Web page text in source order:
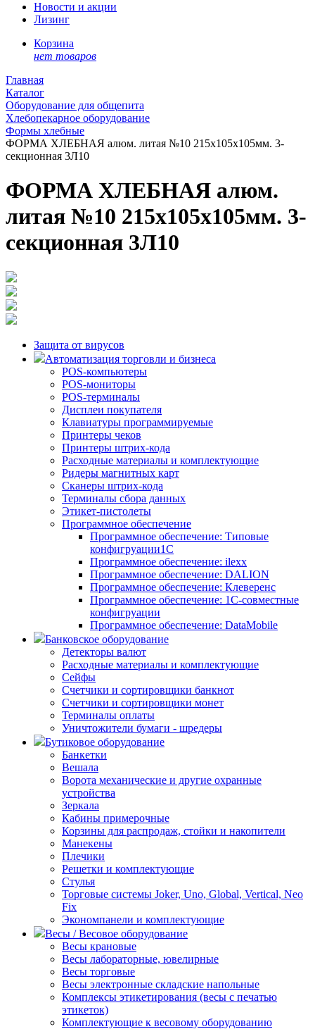
Новости и акции
Лизинг
Корзина
нет товаров
Главная
Каталог
Оборудование для общепита
Хлебопекарное оборудование
Формы хлебные
ФОРМА ХЛЕБНАЯ алюм. литая №10 215х105х105мм. 3-
секционная 3Л10
ФОРМА ХЛЕБНАЯ алюм.
литая №10 215х105х105мм. 3-
секционная 3Л10
Защита от вирусов
Автоматизация торговли и бизнеса
POS-компьютеры
POS-мониторы
POS-терминалы
Дисплеи покупателя
Клавиатуры программируемые
Принтеры чеков
Принтеры штрих-кода
Расходные материалы и комплектующие
Ридеры магнитных карт
Сканеры штрих-кода
Терминалы сбора данных
Этикет-пистолеты
Программное обеспечение
Программное обеспечение: Типовые
конфигруации1С
Программное обеспечение: ilexx
Программное обеспечение: DALION
Программное обеспечение: Клеверенс
Программное обеспечение: 1С-совместные
конфигруации
Программное обеспечение: DataMobile
Банковское оборудование
Детекторы валют
Расходные материалы и комплектующие
Сейфы
Счетчики и сортировщики банкнот
Счетчики и сортировщики монет
Терминалы оплаты
Уничтожители бумаги - шредеры
Бутиковое оборудование
Банкетки
Вешала
Ворота механические и другие охранные
устройства
Зеркала
Кабины примерочные
Корзины для распродаж, стойки и накопители
Манекены
Плечики
Решетки и комплектующие
Стулья
Торговые системы Joker, Uno, Global, Vertical, Neo
Fix
Экономпанели и комплектующие
Весы / Весовое оборудование
Весы крановые
Весы лабораторные, ювелирные
Весы торговые
Весы электронные складские напольные
Комплексы этикетирования (весы с печатью
этикеток)
Комплектующие к весовому оборудованию